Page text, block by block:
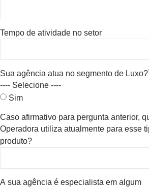
Tempo de atividade no setor
Sua agência atua no segmento de Luxo?
---- Selecione ----
Sim
Caso afirmativo para pergunta anterior,
Operadora utiliza atualmente para esse
produto?
A sua agência é especialista em algum